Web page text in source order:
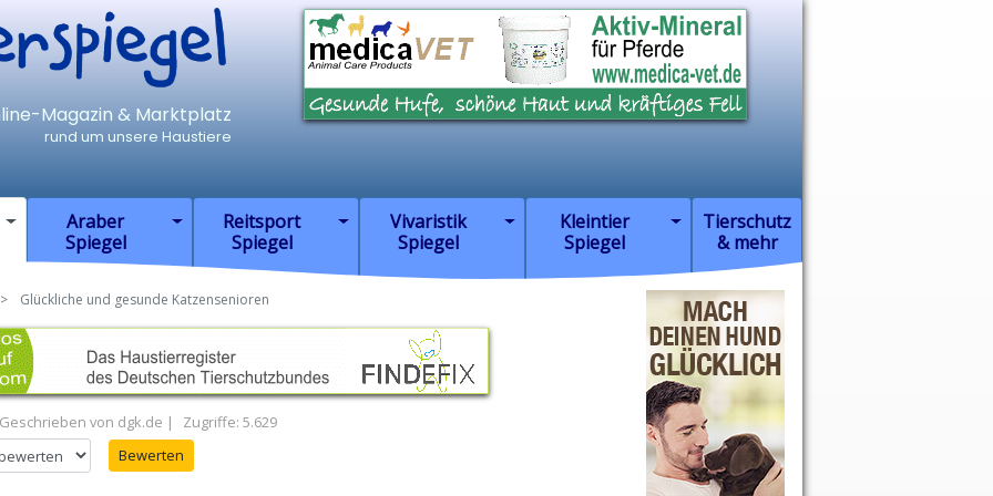
Magazin & Marktplatz
rund um unsere Haustiere
Araber
Spiegel
Reitsport
Spiegel
Vivaristik
Spiegel
Kleintier
Spiegel
Tierschutz
& mehr
Glückliche und gesunde Katzensenioren
Geschrieben von dgk.de Zugriffe: 5.629